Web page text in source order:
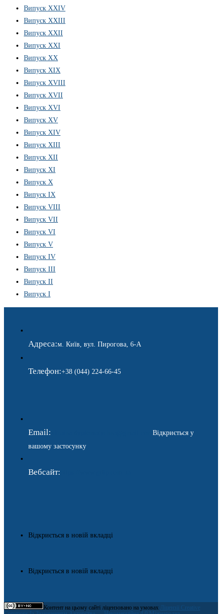
Випуск XXIV
Випуск XXIII
Випуск XXII
Випуск XXI
Випуск XX
Випуск XIX
Випуск XVIII
Випуск XVII
Випуск XVI
Випуск XV
Випуск XIV
Випуск XIII
Випуск XII
Випуск XI
Випуск X
Випуск IX
Випуск VIII
Випуск VII
Випуск VI
Випуск V
Випуск IV
Випуск III
Випуск II
Випуск I
Адреса:м. Київ, вул. Пирогова, 6-А
Телефон:+38 (044) 224-66-45
Email:
Відкриється у
вашому застосунку
Вебсайт:
Відкриється в новій вкладці
Відкриється в новій вкладці
Контент на цьому сайті ліцензовано на умовах
Ліцензії Creative